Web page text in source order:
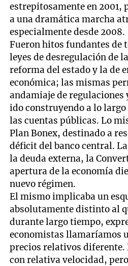
estrepitosamente en 2001,
a una dramática marcha
especialmente desde 2008.
Fueron hitos fundantes de
leyes de desregulación de
reforma del estado y la de
económica; las mismas
andamiaje de regulaciones
ido construyendo a lo largo
las cuentas públicas. Lo
Plan Bonex, destinado a
déficit del banco central.
la deuda externa, la
apertura de la economía
nuevo régimen.
El mismo implicaba un
absolutamente distinto al
durante largo tiempo,
economistas llamaríamos
precios relativos diferente.
con relativa velocidad,